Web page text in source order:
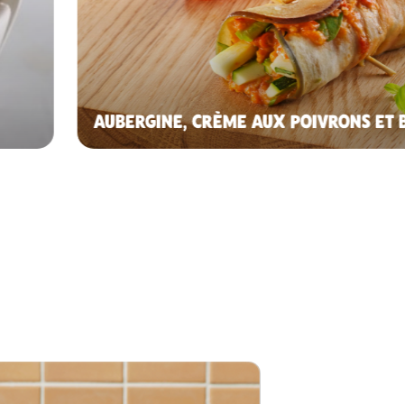
AUBERGINE, CRÈME AUX POIVRONS ET